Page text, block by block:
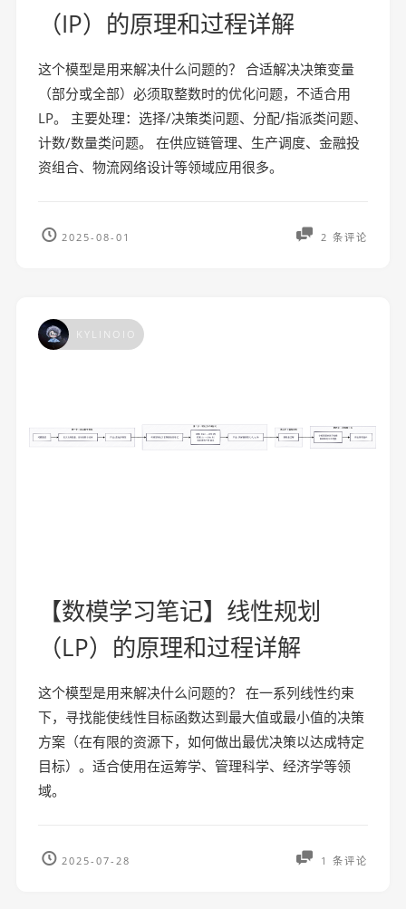
（IP）的原理和过程详解
这个模型是用来解决什么问题的？ 合适解决决策变量
（部分或全部）必须取整数时的优化问题，不适合用
LP。 主要处理：选择/决策类问题、分配/指派类问题、
计数/数量类问题。 在供应链管理、生产调度、金融投
资组合、物流网络设计等领域应用很多。
2025-08-01 2 条评论
KYLINOIO
【数模学习笔记】线性规划
（LP）的原理和过程详解
这个模型是用来解决什么问题的？ 在一系列线性约束
下，寻找能使线性目标函数达到最大值或最小值的决策
方案（在有限的资源下，如何做出最优决策以达成特定
目标）。适合使用在运筹学、管理科学、经济学等领
域。
2025-07-28 1 条评论